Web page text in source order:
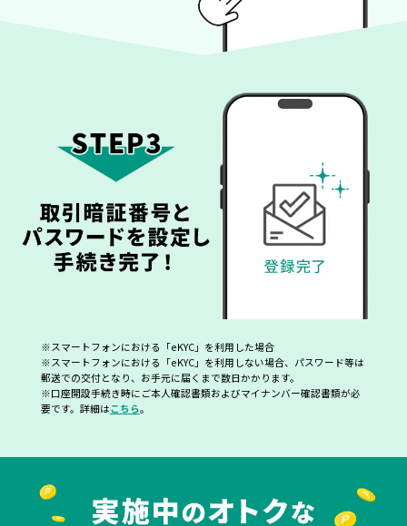
※スマートフォンにおける「eKYC」を利用した場合
※スマートフォンにおける「eKYC」を利用しない場合、パスワード等は
郵送での交付となり、お手元に届くまで数日かかります。
※口座開設手続き時にご本人確認書類およびマイナンバー確認書類が必
要です。詳細はこちら。